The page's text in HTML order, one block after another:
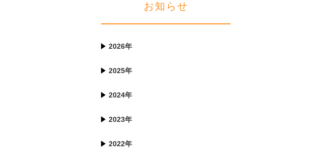
お知らせ
2026年
2025年
2024年
2023年
2022年